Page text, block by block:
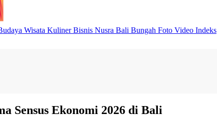
Wisata KulinerBisnis Nusra Bali Bungah Foto Video Indeks
Sensus Ekonomi 2026 di Bali